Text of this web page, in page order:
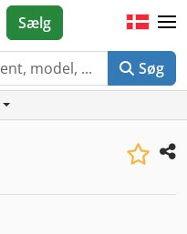
Søg
Sælg